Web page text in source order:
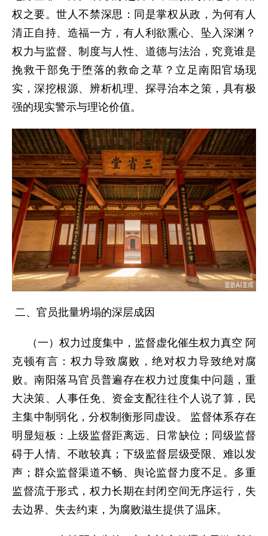
权之要。世人不禁深思：同是掌权从政，为何有人
清正自持、造福一方，有人利欲熏心、坠入深渊？
权力与监督、制度与人性、道德与法治，究竟谁是
挽救干部免于堕落的救命之草？立足南阳官场现
实，深挖根源、辨析机理、探寻治本之策，具有极
强的现实警示与理论价值。
二、官员批量坍塌的深层成因
（一）权力过度集中，监督虚化催生权力真空 阿
克顿有言：权力导致腐败，绝对权力导致绝对腐
败。南阳落马官员普遍存在权力过度集中问题，重
大决策、人事任免、资金支配往往个人说了算，民
主集中制弱化，分权制衡形同虚设。 监督体系存在
明显短板：上级监督距离远、日常缺位；同级监督
碍于人情、不敢较真；下级监督层级受限、难以发
声；群众监督渠道不畅、舆论监督力度不足。多重
监督流于形式，权力长期在封闭空间无序运行，失
去边界、失去约束，为腐败滋生提供了温床。